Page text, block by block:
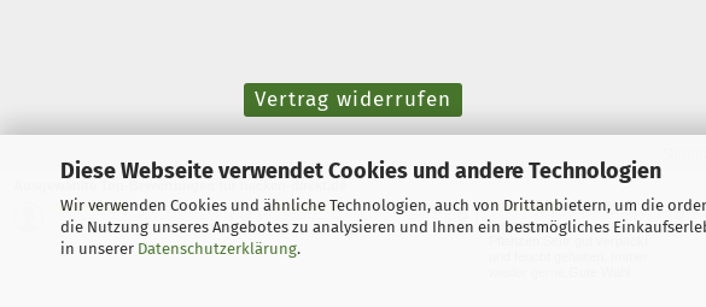
Diese Webseite verwendet Cookies und andere Technologien
Wir verwenden Cookies und ähnliche Technologien, auch von Drittanbietern, um die
die Nutzung unseres Angebotes zu analysieren und Ihnen ein bestmögliches
in unserer Datenschutzerklärung.
Vertrag widerrufen
06.08.26▼ 06.08.26▼ 06.08.26▼
Super schöne
Pflanzen.Sehr gut verpackt